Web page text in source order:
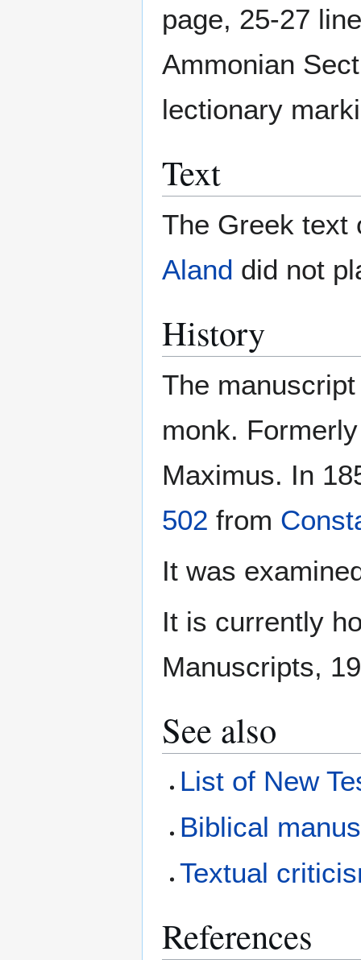
page, 25-27
Ammonian
lectionary
Text
The Greek text
Aland did not
History
The
monk.
Maximus. In
502 from
It was
It is currently
Manuscripts,
See also
List of New
Biblical
Textual
References